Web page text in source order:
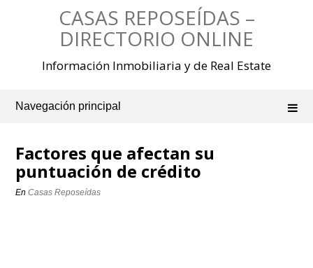
CASAS REPOSEÍDAS –
DIRECTORIO ONLINE
Información Inmobiliaria y de Real Estate
Navegación principal
Factores que afectan su
puntuación de crédito
EnCasas Reposeídas